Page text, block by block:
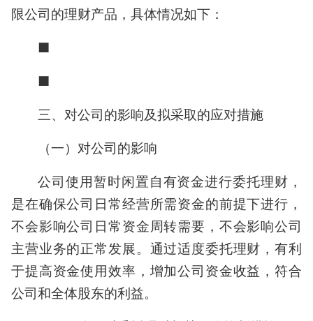
限公司的理财产品，具体情况如下：
■
■
三、对公司的影响及拟采取的应对措施
（一）对公司的影响
公司使用暂时闲置自有资金进行委托理财，
是在确保公司日常经营所需资金的前提下进行，
不会影响公司日常资金周转需要，不会影响公司
主营业务的正常发展。通过适度委托理财，有利
于提高资金使用效率，增加公司资金收益，符合
公司和全体股东的利益。